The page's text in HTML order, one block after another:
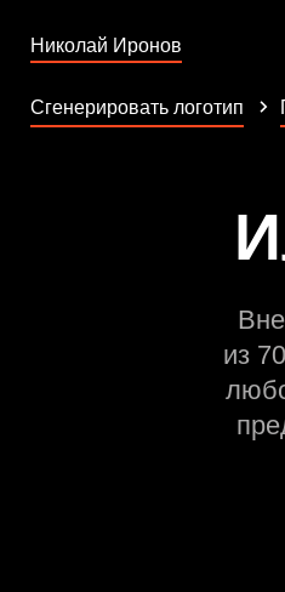
Николай Иронов
Сгенерировать логотип
из